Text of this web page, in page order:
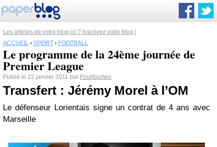
Les articles de votre blog ici ? Inscrivez votre blog !
ACCUEIL › SPORT › FOOTBALL
Le programme de la 24ème journée de
Premier League
Publié le 22 janvier 2011 par Fourfourtwo
Transfert : Jérémy Morel à l’OM
Le défenseur Lorientais signe un contrat de 4 ans avec
Marseille